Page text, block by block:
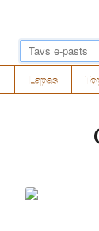
Lapas